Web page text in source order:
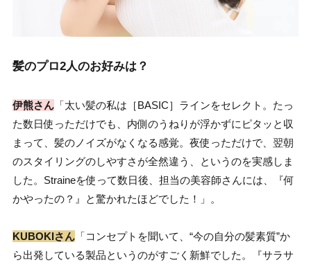
髪のプロ2人のお好みは？
伊熊さん 「太い髪の私は［BASIC］ラインをセレクト。たっ
た数日使っただけでも、内側のうねりが浮かずにピタッと収
まって、髪のノイズがなくなる感覚。夜使っただけで、翌朝
のスタイリングのしやすさが全然違う、というのを実感しま
した。Straineを使って数日後、担当の美容師さんには、『何
かやったの？』と驚かれたほどでした！」。
KUBOKIさん 「コンセプトを聞いて、“今の自分の髪素質”か
ら出発している製品というのがすごく新鮮でした。『サラサ